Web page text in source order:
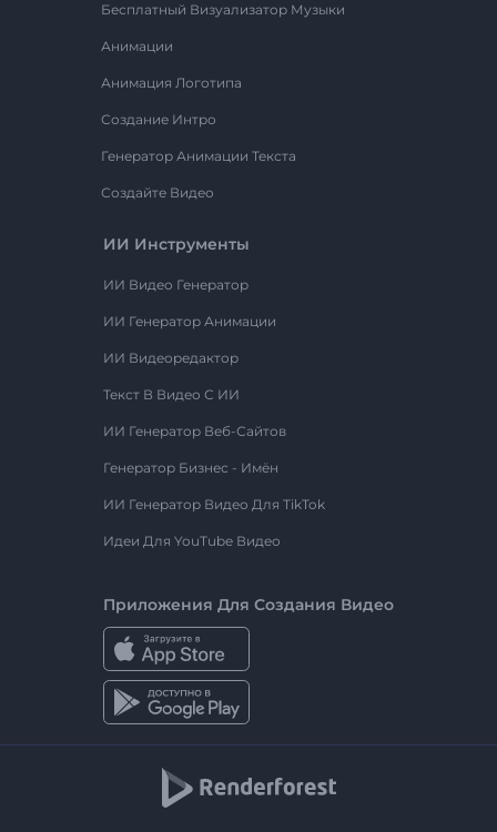
Бесплатный Визуализатор Музыки
Анимации
Анимация Логотипа
Создание Интро
Генератор Анимации Текста
Создайте Видео
ИИ Инструменты
ИИ Видео Генератор
ИИ Генератор Анимации
ИИ Видеоредактор
Текст В Видео С ИИ
ИИ Генератор Веб-Сайтов
Генератор Бизнес - Имён
ИИ Генератор Видео Для TikTok
Идеи Для YouTube Видео
Приложения Для Создания Видео